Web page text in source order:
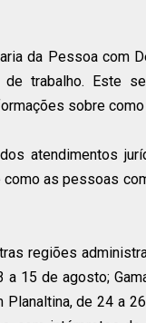
da Pessoa com
trabalho. Este
sobre
atendimentos
as pessoas
regiões
15 de agosto;
de 24 a